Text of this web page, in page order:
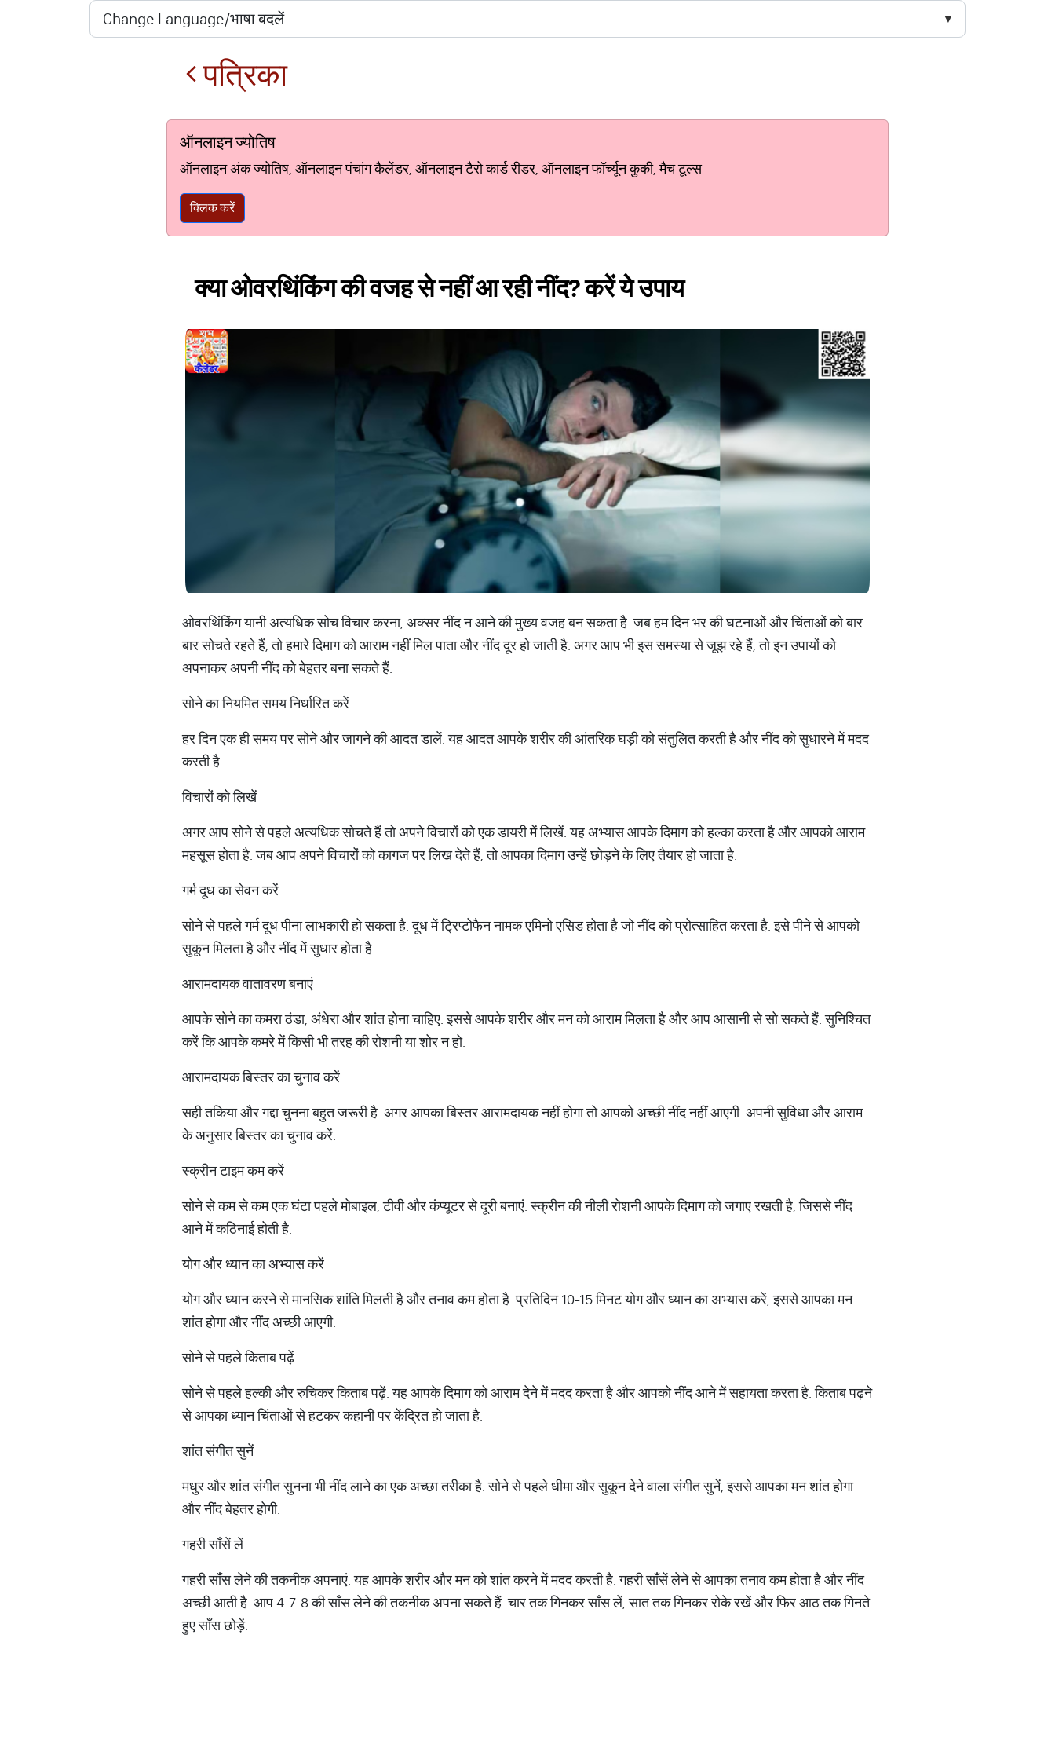
पत्रिका
ऑनलाइन ज्योतिष
ऑनलाइन अंक ज्योतिष, ऑनलाइन पंचांग कैलेंडर, ऑनलाइन टैरो कार्ड रीडर, ऑनलाइन फॉर्च्यून कुकी, मैच टूल्स
क्लिक करें
क्या ओवरथिंकिंग की वजह से नहीं आ रही नींद? करें ये उपाय
ओवरथिंकिंग यानी अत्यधिक सोच विचार करना, अक्सर नींद न आने की मुख्य वजह बन सकता है. जब हम दिन भर की घटनाओं और चिंताओं को बार-
बार सोचते रहते हैं, तो हमारे दिमाग को आराम नहीं मिल पाता और नींद दूर हो जाती है. अगर आप भी इस समस्या से जूझ रहे हैं, तो इन उपायों को
अपनाकर अपनी नींद को बेहतर बना सकते हैं.
सोने का नियमित समय निर्धारित करें
हर दिन एक ही समय पर सोने और जागने की आदत डालें. यह आदत आपके शरीर की आंतरिक घड़ी को संतुलित करती है और नींद को सुधारने में मदद
करती है.
विचारों को लिखें
अगर आप सोने से पहले अत्यधिक सोचते हैं तो अपने विचारों को एक डायरी में लिखें. यह अभ्यास आपके दिमाग को हल्का करता है और आपको आराम
महसूस होता है. जब आप अपने विचारों को कागज पर लिख देते हैं, तो आपका दिमाग उन्हें छोड़ने के लिए तैयार हो जाता है.
गर्म दूध का सेवन करें
सोने से पहले गर्म दूध पीना लाभकारी हो सकता है. दूध में ट्रिप्टोफैन नामक एमिनो एसिड होता है जो नींद को प्रोत्साहित करता है. इसे पीने से आपको
सुकून मिलता है और नींद में सुधार होता है.
आरामदायक वातावरण बनाएं
आपके सोने का कमरा ठंडा, अंधेरा और शांत होना चाहिए. इससे आपके शरीर और मन को आराम मिलता है और आप आसानी से सो सकते हैं. सुनिश्चित
करें कि आपके कमरे में किसी भी तरह की रोशनी या शोर न हो.
आरामदायक बिस्तर का चुनाव करें
सही तकिया और गद्दा चुनना बहुत जरूरी है. अगर आपका बिस्तर आरामदायक नहीं होगा तो आपको अच्छी नींद नहीं आएगी. अपनी सुविधा और आराम
के अनुसार बिस्तर का चुनाव करें.
स्क्रीन टाइम कम करें
सोने से कम से कम एक घंटा पहले मोबाइल, टीवी और कंप्यूटर से दूरी बनाएं. स्क्रीन की नीली रोशनी आपके दिमाग को जगाए रखती है, जिससे नींद
आने में कठिनाई होती है.
योग और ध्यान का अभ्यास करें
योग और ध्यान करने से मानसिक शांति मिलती है और तनाव कम होता है. प्रतिदिन 10-15 मिनट योग और ध्यान का अभ्यास करें, इससे आपका मन
शांत होगा और नींद अच्छी आएगी.
सोने से पहले किताब पढ़ें
सोने से पहले हल्की और रुचिकर किताब पढ़ें. यह आपके दिमाग को आराम देने में मदद करता है और आपको नींद आने में सहायता करता है. किताब पढ़ने
से आपका ध्यान चिंताओं से हटकर कहानी पर केंद्रित हो जाता है.
शांत संगीत सुनें
मधुर और शांत संगीत सुनना भी नींद लाने का एक अच्छा तरीका है. सोने से पहले धीमा और सुकून देने वाला संगीत सुनें, इससे आपका मन शांत होगा
और नींद बेहतर होगी.
गहरी साँसें लें
गहरी साँस लेने की तकनीक अपनाएं. यह आपके शरीर और मन को शांत करने में मदद करती है. गहरी साँसें लेने से आपका तनाव कम होता है और नींद
अच्छी आती है. आप 4-7-8 की साँस लेने की तकनीक अपना सकते हैं. चार तक गिनकर साँस लें, सात तक गिनकर रोके रखें और फिर आठ तक गिनते
हुए साँस छोड़ें.